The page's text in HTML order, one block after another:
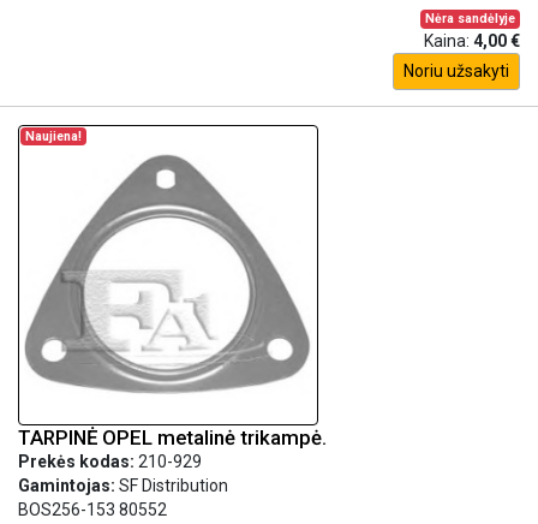
Nėra sandėlyje
Kaina: 4,00 €
Noriu užsakyti
Naujiena!
TARPINĖ OPEL metalinė trikampė.
Prekės kodas: 210-929
Gamintojas: SF Distribution
BOS256-153 80552